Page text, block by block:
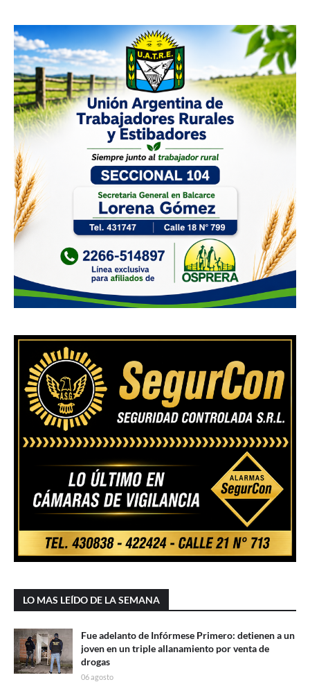
LO MAS LEÍDO DE LA SEMANA
Fue adelanto de Infórmese Primero: detienen a un
joven en un triple allanamiento por venta de
drogas
06 agosto